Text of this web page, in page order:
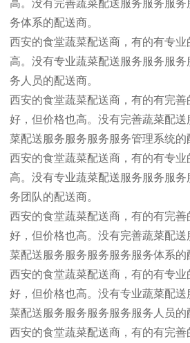
高。没有完善蔬菜配送服务服务服
务体系的配送商。
西安的食堂蔬菜配送商，有的有专
高。没有专业蔬菜配送服务服务服
务人员的配送商。
西安的食堂蔬菜配送商，有的有完
好，但价格也高。没有完善蔬菜配
菜配送服务服务服务服务管理系统的
西安的食堂蔬菜配送商，有的有专
高。没有专业蔬菜配送服务服务服
务团队的配送商。
西安的食堂蔬菜配送商，有的有完
好，但价格也高。没有完善蔬菜配
菜配送服务服务服务服务服务体系的
西安的食堂蔬菜配送商，有的有专
好，但价格也高。没有专业蔬菜配
菜配送服务服务服务服务服务人员的
西安的食堂蔬菜配送商，有的有完